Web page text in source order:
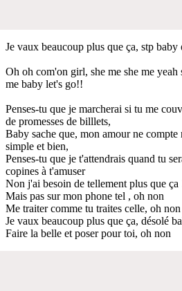
Je vaux beaucoup plus que ça, stp
Oh oh com'on girl, she me she me yeah
me baby let's go!!
Penses-tu que je marcherai si tu me
de promesses de billlets,
Baby sache que, mon amour ne
simple et bien,
Penses-tu que je t'attendrais quand tu
copines à t'amuser
Non j'ai besoin de tellement plus que ça
Mais pas sur mon phone tel , oh non
Me traiter comme tu traites celle, oh non
Je vaux beaucoup plus que ça, désolé
Faire la belle et poser pour toi, oh non